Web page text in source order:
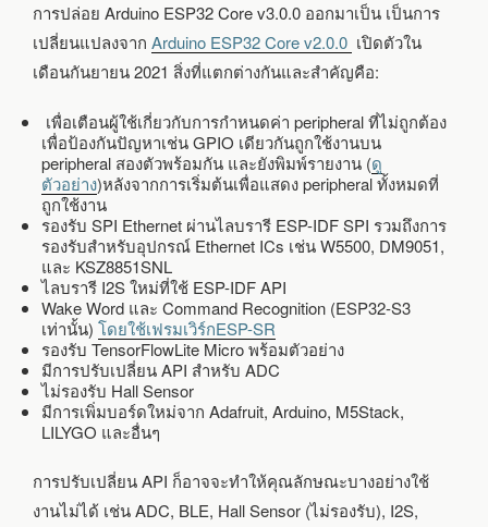
การปล่อย Arduino ESP32 Core v3.0.0 ออกมาเป็น เป็นการ
เปลี่ยนแปลงจาก Arduino ESP32 Core v2.0.0 เปิดตัวใน
เดือนกันยายน 2021 สิ่งที่แตกต่างกันและสำคัญคือ:
เพื่อเตือนผู้ใช้เกี่ยวกับการกำหนดค่า peripheral ที่ไม่ถูกต้อง
เพื่อป้องกันปัญหาเช่น GPIO เดียวกันถูกใช้งานบน
peripheral สองตัวพร้อมกัน และยังพิมพ์รายงาน (ดู
ตัวอย่าง)หลังจากการเริ่มต้นเพื่อแสดง peripheral ทั้งหมดที่
ถูกใช้งาน
รองรับ SPI Ethernet ผ่านไลบรารี ESP-IDF SPI รวมถึงการ
รองรับสำหรับอุปกรณ์ Ethernet ICs เช่น W5500, DM9051,
และ KSZ8851SNL
ไลบรารี I2S ใหม่ที่ใช้ ESP-IDF API
Wake Word และ Command Recognition (ESP32-S3
เท่านั้น) โดยใช้เฟรมเวิร์กESP-SR
รองรับ TensorFlowLite Micro พร้อมตัวอย่าง
มีการปรับเปลี่ยน API สำหรับ ADC
ไม่รองรับ Hall Sensor
มีการเพิ่มบอร์ดใหม่จาก Adafruit, Arduino, M5Stack,
LILYGO และอื่นๆ
การปรับเปลี่ยน API ก็อาจจะทำให้คุณลักษณะบางอย่างใช้
งานไม่ได้ เช่น ADC, BLE, Hall Sensor (ไม่รองรับ), I2S,